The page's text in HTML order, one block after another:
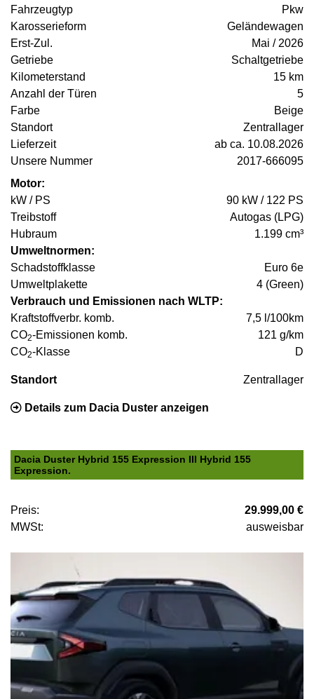
Fahrzeugtyp
Pkw
Karosserieform
Geländewagen
Erst-Zul.
Mai / 2026
Getriebe
Schaltgetriebe
Kilometerstand
15 km
Anzahl der Türen
5
Farbe
Beige
Standort
Zentrallager
Lieferzeit
ab ca. 10.08.2026
Unsere Nummer
2017-666095
Motor:
kW / PS
90 kW / 122 PS
Treibstoff
Autogas (LPG)
Hubraum
1.199 cm³
Umweltnormen:
Schadstoffklasse
Euro 6e
Umweltplakette
4 (Green)
Verbrauch und Emissionen nach WLTP:
Kraftstoffverbr. komb.
7,5 l/100km
CO2-Emissionen komb.
121 g/km
CO2-Klasse D
Standort Zentrallager
Details zum Dacia Duster anzeigen
Dacia Duster Hybrid 155 Expression III Hybrid 155
Expression.
Preis:
29.999,00 €
MWSt:
ausweisbar